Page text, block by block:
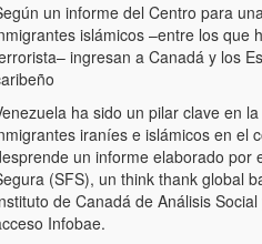
un informe del Centro para
islámicos –entre los que
ingresan a Canadá y los
ha sido un pilar clave en
iraníes e islámicos en el
un informe elaborado por
(SFS), un think thank global
de Canadá de Análisis
Infobae.